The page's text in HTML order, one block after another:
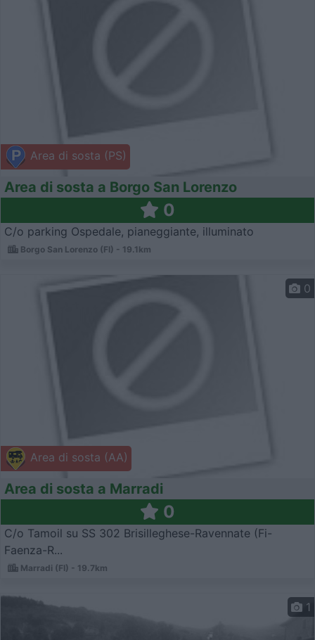
Area di sosta (PS)
Area di sosta a Borgo San Lorenzo
0
C/o parking Ospedale, pianeggiante, illuminato
Borgo San Lorenzo (FI) - 19.1km
Area di sosta (AA)
0
Area di sosta a Marradi
0
C/o Tamoil su SS 302 Brisilleghese-Ravennate (Fi-
Faenza-R...
Marradi (FI) - 19.7km
1